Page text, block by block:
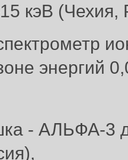
кэВ (Чехия,
энергий
- АЛЬФА-3